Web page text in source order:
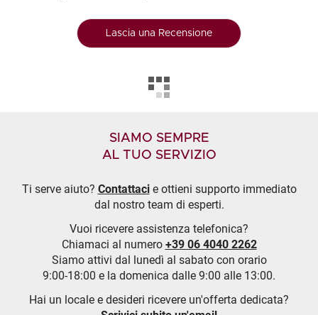
Lascia una Recensione
SIAMO SEMPRE
AL TUO SERVIZIO
Ti serve aiuto? Contattacie ottieni supporto immediato
dal nostro team di esperti.
Vuoi ricevere assistenza telefonica?
Chiamaci al numero +39 06 4040 2262
Siamo attivi dal lunedì al sabato con orario
9:00-18:00 e la domenica dalle 9:00 alle 13:00.
Hai un locale e desideri ricevere un'offerta dedicata?